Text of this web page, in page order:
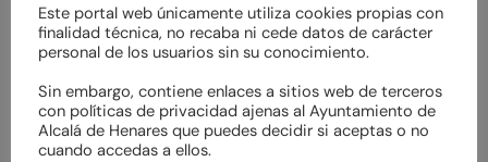
Este portal web únicamente utiliza cookies propias con
finalidad técnica, no recaba ni cede datos de carácter
personal de los usuarios sin su conocimiento.
Sin embargo, contiene enlaces a sitios web de terceros
con políticas de privacidad ajenas al Ayuntamiento de
Alcalá de Henares que puedes decidir si aceptas o no
cuando accedas a ellos.